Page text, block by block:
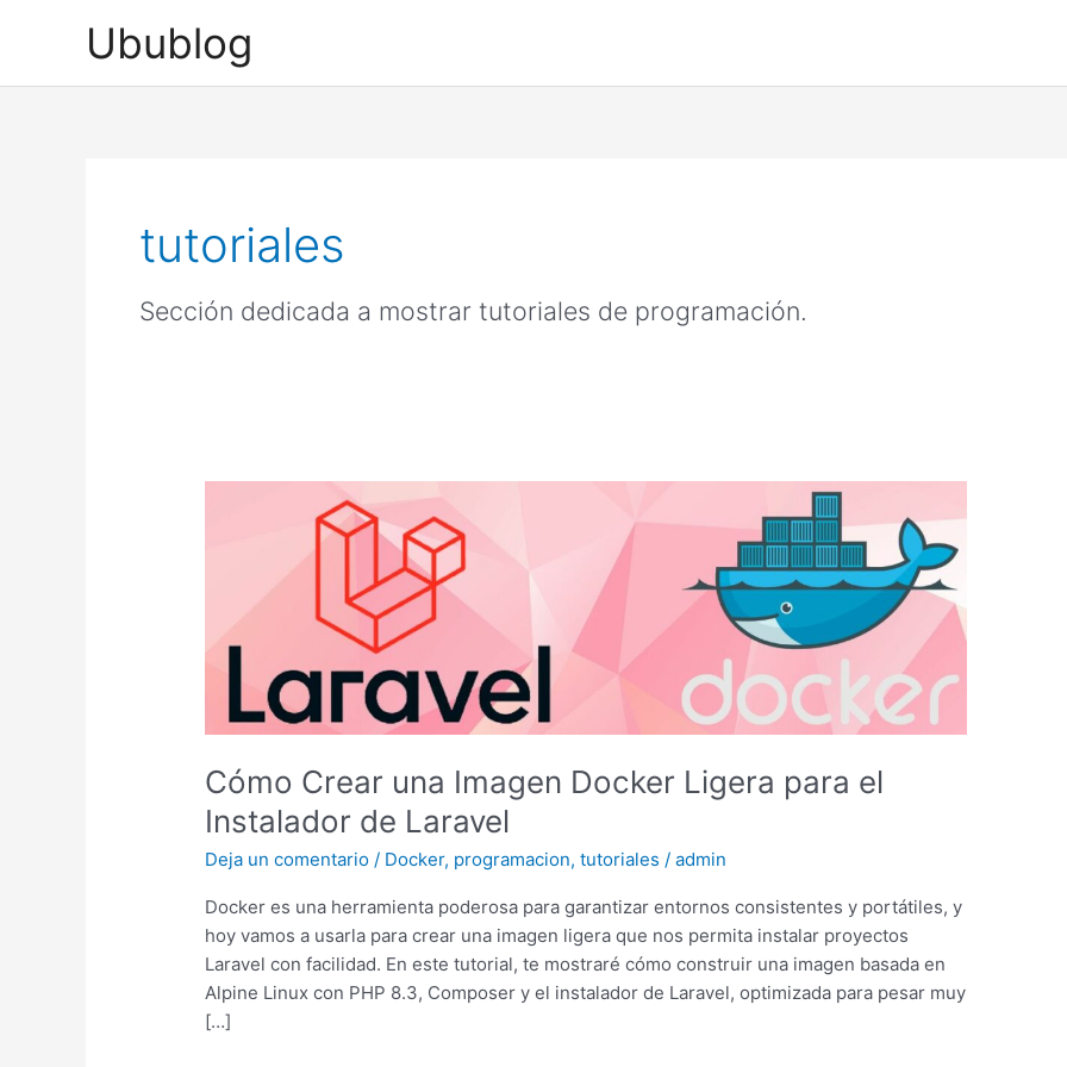
Ubublog
tutoriales
Sección dedicada a mostrar tutoriales de programación.
Cómo Crear una Imagen Docker Ligera para el
Instalador de Laravel
Deja un comentario / Docker, programacion,tutoriales /admin
Docker es una herramienta poderosa para garantizar entornos consistentes y portátiles, y
hoy vamos a usarla para crear una imagen ligera que nos permita instalar proyectos
Laravel con facilidad. En este tutorial, te mostraré cómo construir una imagen basada en
Alpine Linux con PHP 8.3, Composer y el instalador de Laravel, optimizada para pesar muy
[…]